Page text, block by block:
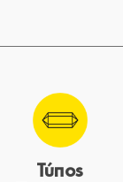
Τύπος